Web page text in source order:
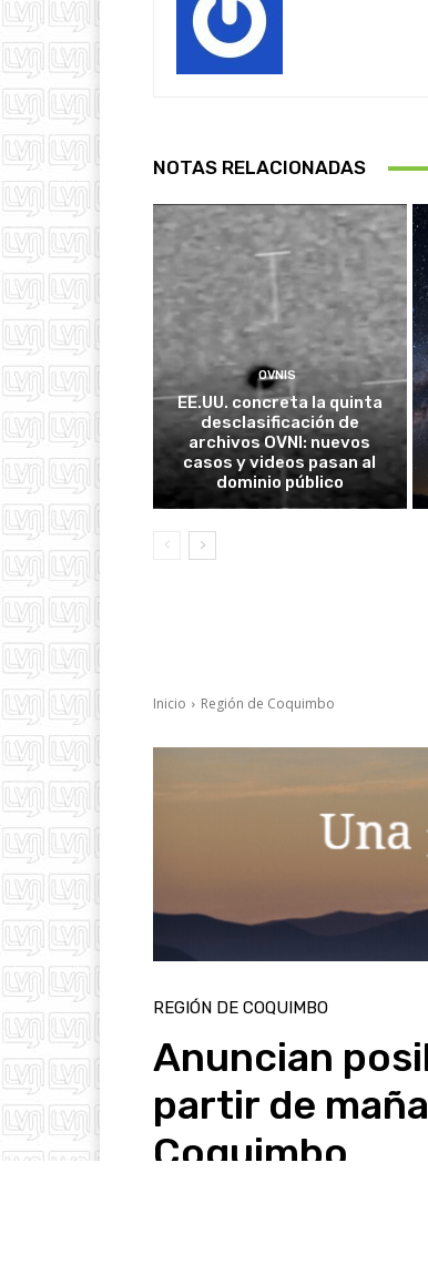
NOTAS RELACIONADAS
OVNIS
EE.UU. concreta la quinta
desclasificación de
archivos OVNI: nuevos
casos y videos pasan al
dominio público